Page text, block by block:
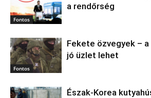
Fontos
a rendőrség
Fontos
Fekete özvegyek –
jó üzlet lehet
Észak‑Korea